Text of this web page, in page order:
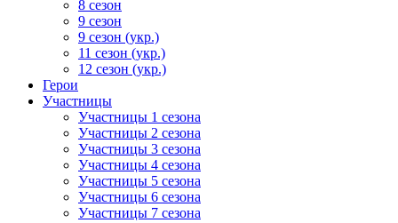
8 сезон
9 сезон
9 сезон (укр.)
11 сезон (укр.)
12 сезон (укр.)
Герои
Участницы
Участницы 1 сезона
Участницы 2 сезона
Участницы 3 сезона
Участницы 4 сезона
Участницы 5 сезона
Участницы 6 сезона
Участницы 7 сезона